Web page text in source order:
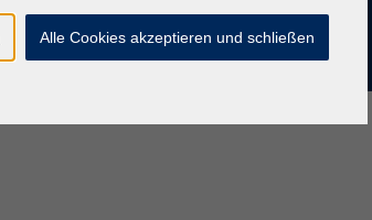
Alle Cookies akzeptieren und schließen